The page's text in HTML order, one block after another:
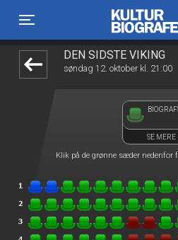
Toggle navigation
DEN SIDSTE VIKING
søndag 12. oktober kl. 21:00
SE MERE
Klik på de grønne sæder nedenfor
front05-temp